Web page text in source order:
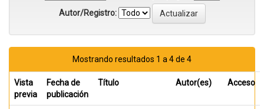
Autor/Registro:
Mostrando resultados 1 a 4 de 4
Vista
previa
Fecha de
publicación
Título Autor(es) Acceso